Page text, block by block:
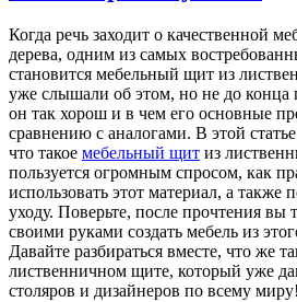
Когда речь заходит о качественной
дерева, одним из самых
становится мебельный щит из
уже слышали об этом, но не до конца
он так хорош и в чем его основные
сравнению с аналогами. В этой
что такое мебельный щит из
пользуется огромным спросом, как
использовать этот материал, а также
уходу. Поверьте, после прочтения вы
своими руками создать мебель из
Давайте разбираться вместе, что же
лиственничном щите, который уже
столяров и дизайнеров по всему миру!